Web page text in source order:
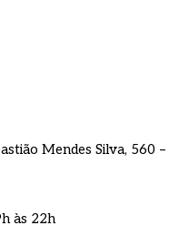
Mendes Silva, 560 –
às 22h